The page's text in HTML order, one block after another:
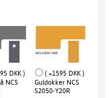
DKK )
NCS
( +1595 DKK )
Guldokker NCS
S2050-Y20R